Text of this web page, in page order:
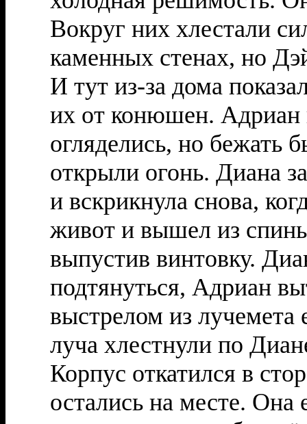
Вокруг них хлестали
каменных стенах, но
И тут из-за дома
их от конюшен. Адриан
огляделись, но бежать
открыли огонь. Диана
и вскрикнула снова,
живот и вышел из
выпустив винтовку.
подтянуться, Адриан
выстрелом из лучемета
луча хлестнули по
Корпус откатился в
остались на месте. Она